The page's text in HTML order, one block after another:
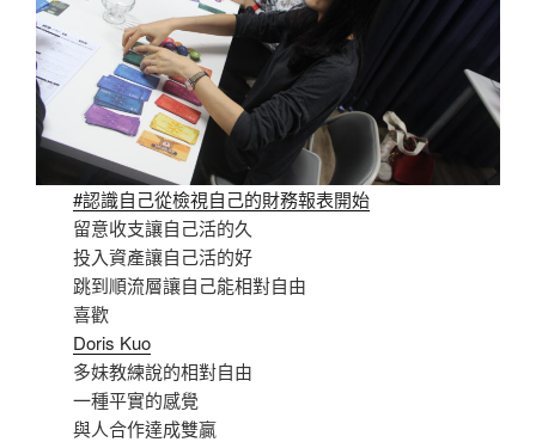
#認識自己從檢視自己的財務報表開始
留意收支讓自己活的久
投入資產讓自己活的好
跳到順流層讓自己能相對自由
喜歡
Doris Kuo
多妹教練說的相對自由
一種平實的感覺
與人合作達成雙贏